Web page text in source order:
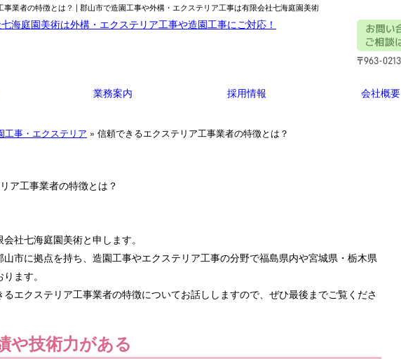
事業者の特徴とは？ | 郡山市で造園工事や外構・エクステリア工事は有限会社七海庭園美術
業務案内 採用情報 会社概要
工事・エクステリア » 信頼できるエクステリア工事業者の特徴とは？
ア工事業者の特徴とは？
社七海庭園美術と申します。
山市に拠点を持ち、造園工事やエクステリア工事の分野で福島県内や宮城県・栃木県
ます。
エクステリア工事業者の特徴についてお話ししますので、ぜひ最後までご覧くださ
や技術力がある